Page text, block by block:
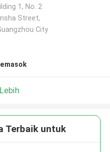
1, No. 2
Street,
City
Terbaik untuk